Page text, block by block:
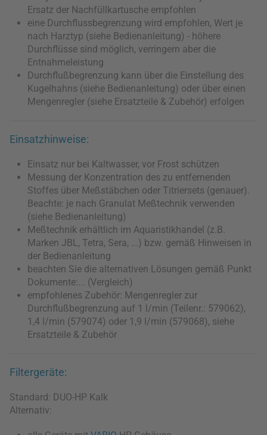
Ersatz der Nachfüllkartusche empfohlen
eine Durchflussbegrenzung wird empfohlen, Wert je
nach Harztyp (siehe Bedienanleitung) - höhere
Durchflüsse sind möglich, verringern aber die
Entnahmeleistung
Durchflußbegrenzung kann über die Einstellung des
Kugelhahns (siehe Bedienanleitung) oder über einen
Mengenregler (siehe Ersatzteile & Zubehör) erfolgen
Einsatzhinweise:
Einsatz nur bei Kaltwasser, vor Frost schützen
Messung der Konzentration des zu entfernenden
Stoffes über Meßstäbchen oder Titriersets (genauer).
Beachte: je nach Granulat Meßtechnik verwenden
(siehe Bedienanleitung)
Meßtechnik erhältlich im Aquaristikhandel (z.B.
Marken JBL, Tetra, Sera, ...) bzw. gemäß Hinweisen in
der Bedienanleitung
beachten Sie die alternativen Lösungen gemäß Punkt
Dokumente:... (Vergleich)
empfohlenes Zubehör: Mengenregler zur
Durchflußbegrenzung auf 1 l/min (Teilenr.: 579062),
1,4 l/min (579074) oder 1,9 l/min (579068), siehe
Ersatzteile & Zubehör
Filtergeräte:
Standard: DUO-HP Kalk
Alternativ: